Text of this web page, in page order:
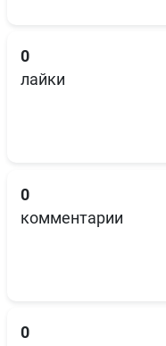
0
лайки
0
комментарии
0